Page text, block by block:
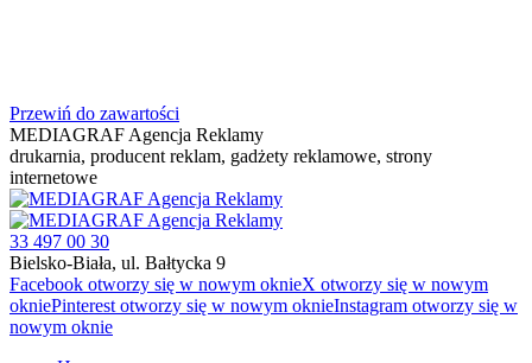
Przewiń do zawartości
MEDIAGRAF Agencja Reklamy
drukarnia, producent reklam, gadżety reklamowe, strony
internetowe
33 497 00 30
Bielsko-Biała, ul. Bałtycka 9
Facebook otworzy się w nowym oknieX otworzy się w nowym
okniePinterest otworzy się w nowym oknieInstagram otworzy się w
nowym oknie